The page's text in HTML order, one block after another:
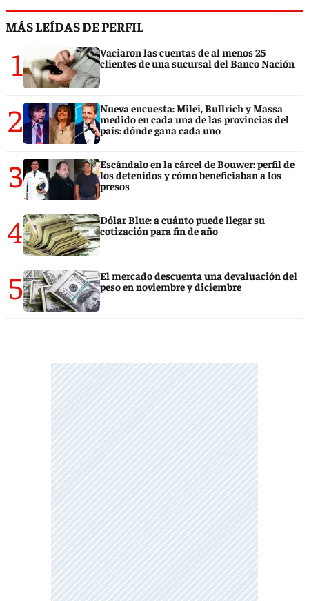
MÁS LEÍDAS DE PERFIL
1
Vaciaron las cuentas de al menos 25
clientes de una sucursal del Banco Nación
2
Nueva encuesta: Milei, Bullrich y Massa
medido en cada una de las provincias del
país: dónde gana cada uno
3
Escándalo en la cárcel de Bouwer: perfil de
los detenidos y cómo beneficiaban a los
presos
4
Dólar Blue: a cuánto puede llegar su
cotización para fin de año
5
El mercado descuenta una devaluación del
peso en noviembre y diciembre